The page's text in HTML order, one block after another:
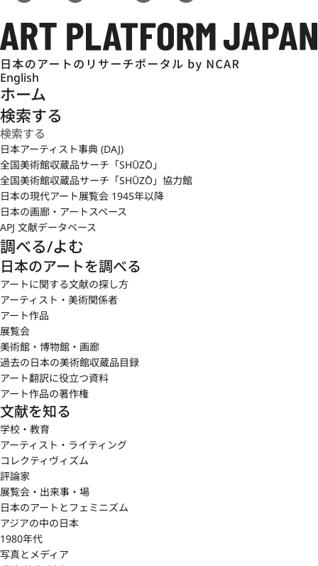
English
ホーム
検索する
日本アーティスト事典 (DAJ)
全国美術館収蔵品サーチ「SHŪZŌ」
全国美術館収蔵品サーチ「SHŪZŌ」協力館
日本の現代アート展覧会 1945年以降
日本の画廊・アートスペース
APJ 文献データベース
調べる/よむ
日本のアートを調べる
アートに関する文献の探し方
アーティスト・美術関係者
アート作品
展覧会
美術館・博物館・画廊
過去の日本の美術館収蔵品目録
アート翻訳に役立つ資料
アート作品の著作権
文献を知る
学校・教育
アーティスト・ライティング
コレクティヴィズム
評論家
展覧会・出来事・場
日本のアートとフェミニズム
アジアの中の日本
1980年代
写真とメディア